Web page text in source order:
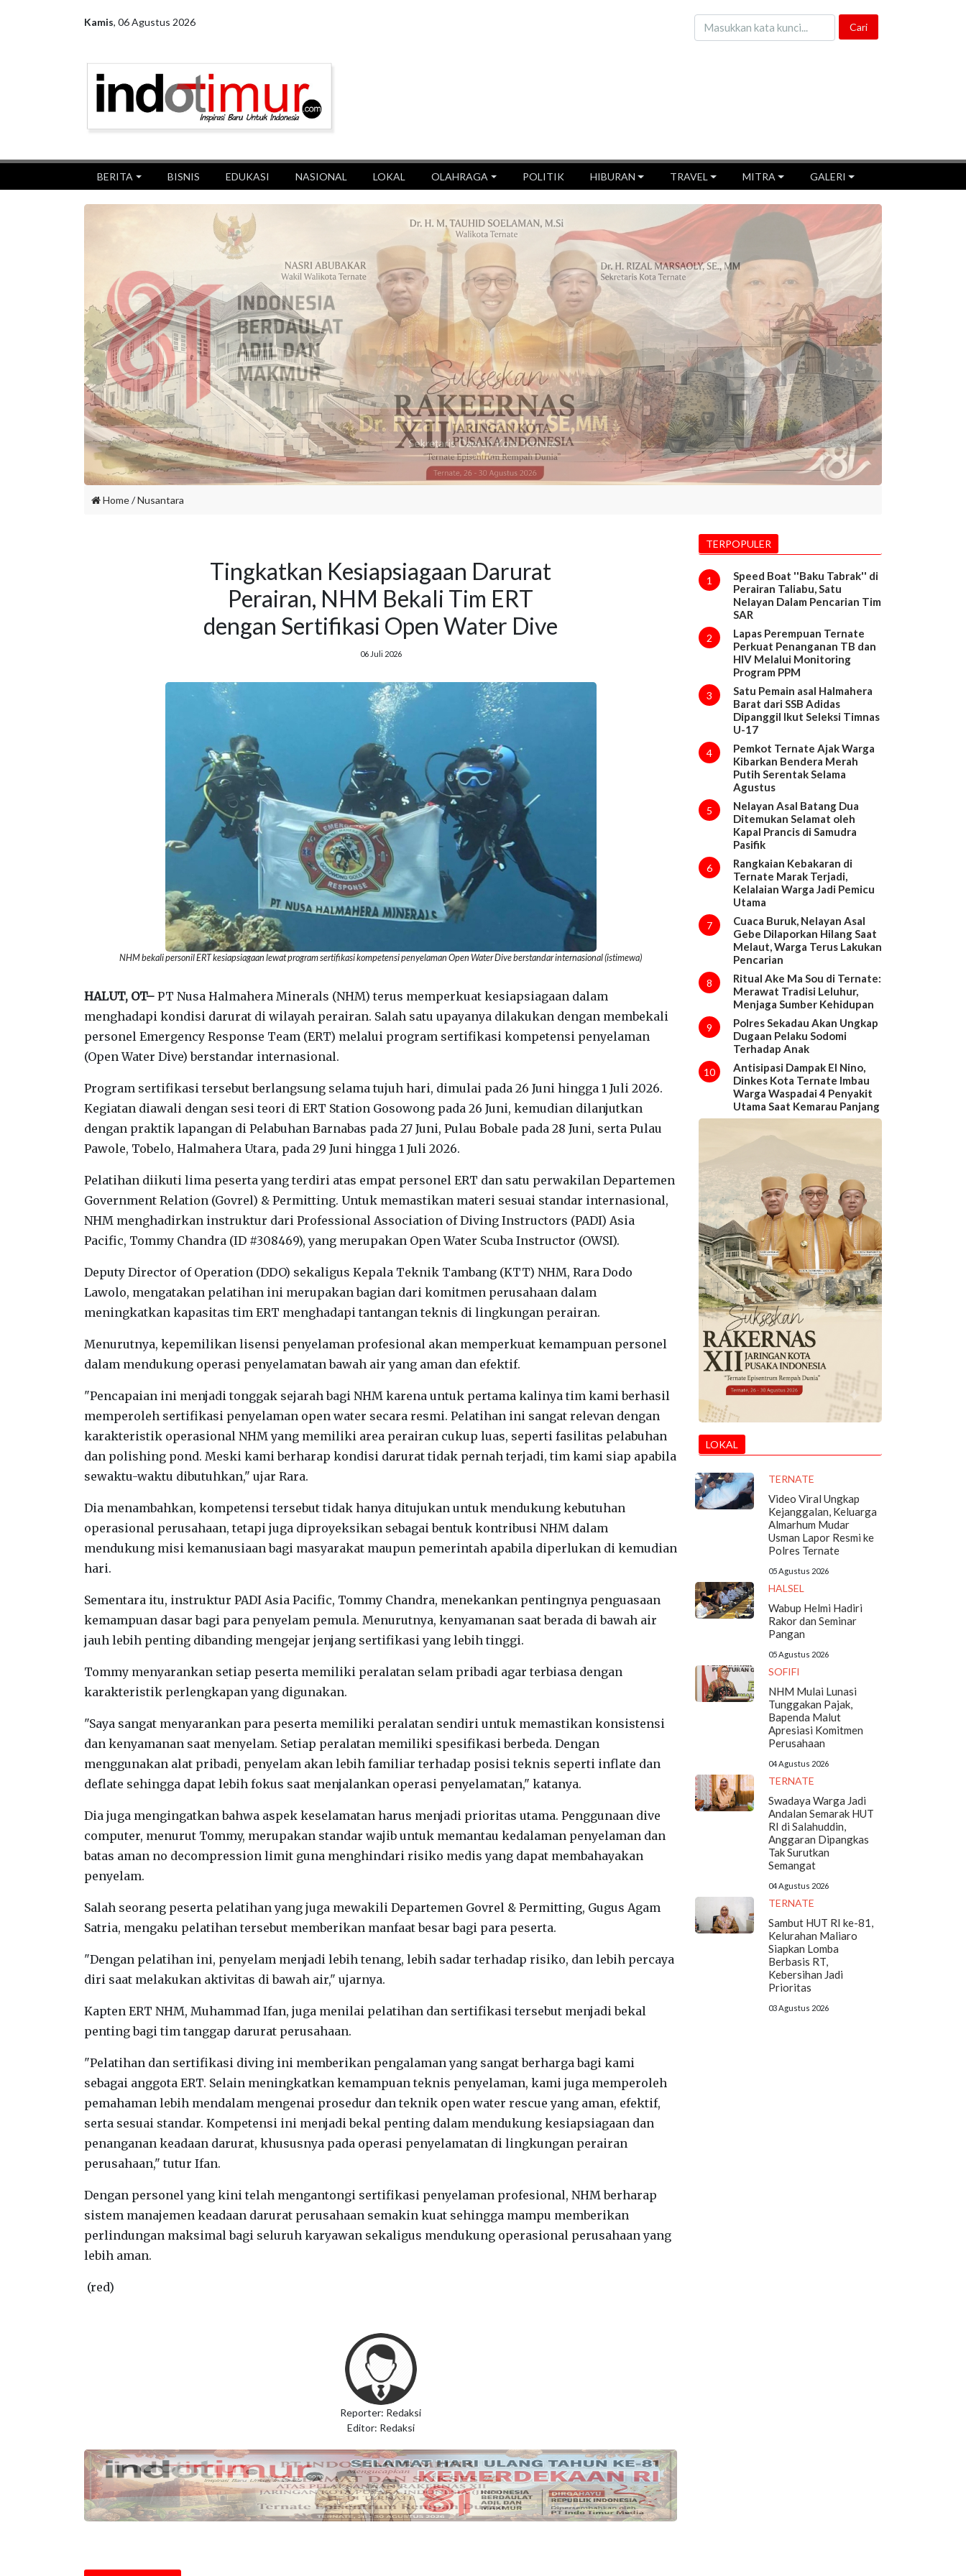
Kamis, 06 Agustus 2026
BERITA BISNIS EDUKASI NASIONAL LOKAL OLAHRAGA POLITIK HIBURAN TRAVEL MITRA GALERI
Home/Nusantara
Tingkatkan Kesiapsiagaan Darurat
Perairan, NHM Bekali Tim ERT
dengan Sertifikasi Open Water Dive
06 Juli 2026
NHM bekali personil ERT kesiapsiagaan lewat program sertifikasi kompetensi penyelaman Open Water Dive berstandar internasional (istimewa)
HALUT, OT– PT Nusa Halmahera Minerals (NHM) terus memperkuat kesiapsiagaan dalam
menghadapi kondisi darurat di wilayah perairan. Salah satu upayanya dilakukan dengan membekali
personel Emergency Response Team (ERT) melalui program sertifikasi kompetensi penyelaman
(Open Water Dive) berstandar internasional.
Program sertifikasi tersebut berlangsung selama tujuh hari, dimulai pada 26 Juni hingga 1 Juli 2026.
Kegiatan diawali dengan sesi teori di ERT Station Gosowong pada 26 Juni, kemudian dilanjutkan
dengan praktik lapangan di Pelabuhan Barnabas pada 27 Juni, Pulau Bobale pada 28 Juni, serta Pulau
Pawole, Tobelo, Halmahera Utara, pada 29 Juni hingga 1 Juli 2026.
Pelatihan diikuti lima peserta yang terdiri atas empat personel ERT dan satu perwakilan Departemen
Government Relation (Govrel) & Permitting. Untuk memastikan materi sesuai standar internasional,
NHM menghadirkan instruktur dari Professional Association of Diving Instructors (PADI) Asia
Pacific, Tommy Chandra (ID #308469), yang merupakan Open Water Scuba Instructor (OWSI).
Deputy Director of Operation (DDO) sekaligus Kepala Teknik Tambang (KTT) NHM, Rara Dodo
Lawolo, mengatakan pelatihan ini merupakan bagian dari komitmen perusahaan dalam
meningkatkan kapasitas tim ERT menghadapi tantangan teknis di lingkungan perairan.
Menurutnya, kepemilikan lisensi penyelaman profesional akan memperkuat kemampuan personel
dalam mendukung operasi penyelamatan bawah air yang aman dan efektif.
"Pencapaian ini menjadi tonggak sejarah bagi NHM karena untuk pertama kalinya tim kami berhasil
memperoleh sertifikasi penyelaman open water secara resmi. Pelatihan ini sangat relevan dengan
karakteristik operasional NHM yang memiliki area perairan cukup luas, seperti fasilitas pelabuhan
dan polishing pond. Meski kami berharap kondisi darurat tidak pernah terjadi, tim kami siap apabila
sewaktu-waktu dibutuhkan," ujar Rara.
Dia menambahkan, kompetensi tersebut tidak hanya ditujukan untuk mendukung kebutuhan
operasional perusahaan, tetapi juga diproyeksikan sebagai bentuk kontribusi NHM dalam
mendukung misi kemanusiaan bagi masyarakat maupun pemerintah apabila diperlukan di kemudian
hari.
Sementara itu, instruktur PADI Asia Pacific, Tommy Chandra, menekankan pentingnya penguasaan
kemampuan dasar bagi para penyelam pemula. Menurutnya, kenyamanan saat berada di bawah air
jauh lebih penting dibanding mengejar jenjang sertifikasi yang lebih tinggi.
Tommy menyarankan setiap peserta memiliki peralatan selam pribadi agar terbiasa dengan
karakteristik perlengkapan yang digunakan.
"Saya sangat menyarankan para peserta memiliki peralatan sendiri untuk memastikan konsistensi
dan kenyamanan saat menyelam. Setiap peralatan memiliki spesifikasi berbeda. Dengan
menggunakan alat pribadi, penyelam akan lebih familiar terhadap posisi teknis seperti inflate dan
deflate sehingga dapat lebih fokus saat menjalankan operasi penyelamatan," katanya.
Dia juga mengingatkan bahwa aspek keselamatan harus menjadi prioritas utama. Penggunaan dive
computer, menurut Tommy, merupakan standar wajib untuk memantau kedalaman penyelaman dan
batas aman no decompression limit guna menghindari risiko medis yang dapat membahayakan
penyelam.
Salah seorang peserta pelatihan yang juga mewakili Departemen Govrel & Permitting, Gugus Agam
Satria, mengaku pelatihan tersebut memberikan manfaat besar bagi para peserta.
"Dengan pelatihan ini, penyelam menjadi lebih tenang, lebih sadar terhadap risiko, dan lebih percaya
diri saat melakukan aktivitas di bawah air," ujarnya.
Kapten ERT NHM, Muhammad Ifan, juga menilai pelatihan dan sertifikasi tersebut menjadi bekal
penting bagi tim tanggap darurat perusahaan.
"Pelatihan dan sertifikasi diving ini memberikan pengalaman yang sangat berharga bagi kami
sebagai anggota ERT. Selain meningkatkan kemampuan teknis penyelaman, kami juga memperoleh
pemahaman lebih mendalam mengenai prosedur dan teknik open water rescue yang aman, efektif,
serta sesuai standar. Kompetensi ini menjadi bekal penting dalam mendukung kesiapsiagaan dan
penanganan keadaan darurat, khususnya pada operasi penyelamatan di lingkungan perairan
perusahaan," tutur Ifan.
Dengan personel yang kini telah mengantongi sertifikasi penyelaman profesional, NHM berharap
sistem manajemen keadaan darurat perusahaan semakin kuat sehingga mampu memberikan
perlindungan maksimal bagi seluruh karyawan sekaligus mendukung operasional perusahaan yang
lebih aman.
(red)
Reporter: Redaksi
Editor: Redaksi
TERPOPULER
1
Speed Boat ''Baku Tabrak'' di
Perairan Taliabu, Satu
Nelayan Dalam Pencarian Tim
SAR
2
Lapas Perempuan Ternate
Perkuat Penanganan TB dan
HIV Melalui Monitoring
Program PPM
3
Satu Pemain asal Halmahera
Barat dari SSB Adidas
Dipanggil Ikut Seleksi Timnas
U-17
4
Pemkot Ternate Ajak Warga
Kibarkan Bendera Merah
Putih Serentak Selama
Agustus
5
Nelayan Asal Batang Dua
Ditemukan Selamat oleh
Kapal Prancis di Samudra
Pasifik
6
Rangkaian Kebakaran di
Ternate Marak Terjadi,
Kelalaian Warga Jadi Pemicu
Utama
7
Cuaca Buruk, Nelayan Asal
Gebe Dilaporkan Hilang Saat
Melaut, Warga Terus Lakukan
Pencarian
8
Ritual Ake Ma Sou di Ternate:
Merawat Tradisi Leluhur,
Menjaga Sumber Kehidupan
9
Polres Sekadau Akan Ungkap
Dugaan Pelaku Sodomi
Terhadap Anak
10
Antisipasi Dampak El Nino,
Dinkes Kota Ternate Imbau
Warga Waspadai 4 Penyakit
Utama Saat Kemarau Panjang
LOKAL
TERNATE
Video Viral Ungkap
Kejanggalan, Keluarga
Almarhum Mudar
Usman Lapor Resmi ke
Polres Ternate
05 Agustus 2026
HALSEL
Wabup Helmi Hadiri
Rakor dan Seminar
Pangan
05 Agustus 2026
SOFIFI
NHM Mulai Lunasi
Tunggakan Pajak,
Bapenda Malut
Apresiasi Komitmen
Perusahaan
04 Agustus 2026
TERNATE
Swadaya Warga Jadi
Andalan Semarak HUT
RI di Salahuddin,
Anggaran Dipangkas
Tak Surutkan
Semangat
04 Agustus 2026
TERNATE
Sambut HUT RI ke-81,
Kelurahan Maliaro
Siapkan Lomba
Berbasis RT,
Kebersihan Jadi
Prioritas
03 Agustus 2026